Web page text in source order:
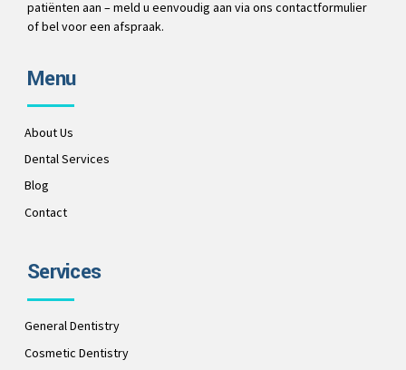
patiënten aan – meld u eenvoudig aan via ons contactformulier
of bel voor een afspraak.
Menu
About Us
Dental Services
Blog
Contact
Services
General Dentistry
Cosmetic Dentistry